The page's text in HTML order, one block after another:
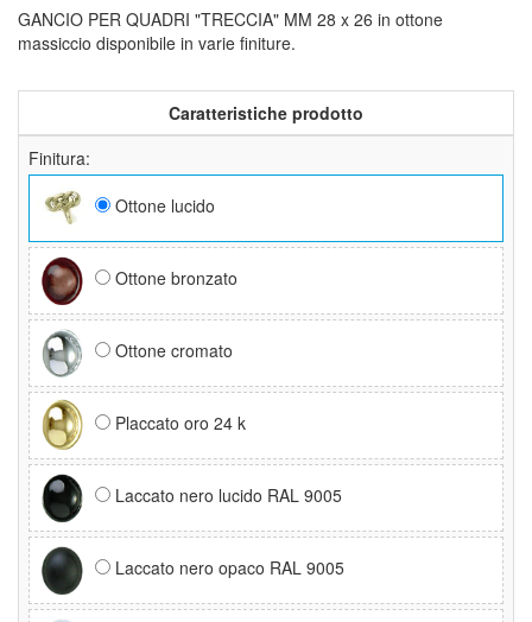
GANCIO PER QUADRI "TRECCIA" MM 28 x 26 in ottone
massiccio disponibile in varie finiture.
Caratteristiche prodotto
Finitura:
Ottone lucido
Ottone bronzato
Ottone cromato
Placcato oro 24 k
Laccato nero lucido RAL 9005
Laccato nero opaco RAL 9005